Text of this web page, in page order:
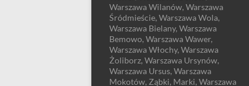
Warszawa Wilanów, Warszawa
Śródmieście, Warszawa Wola,
Warszawa Bielany, Warszawa
Bemowo, Warszawa Wawer,
Warszawa Włochy, Warszawa
Żoliborz, Warszawa Ursynów,
Warszawa Ursus, Warszawa
Mokotów, Ząbki, Marki, Warszawa